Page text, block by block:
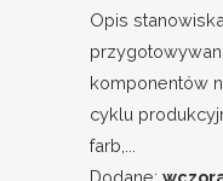
Opis
komponentów
cyklu
farb,...
Dodane: